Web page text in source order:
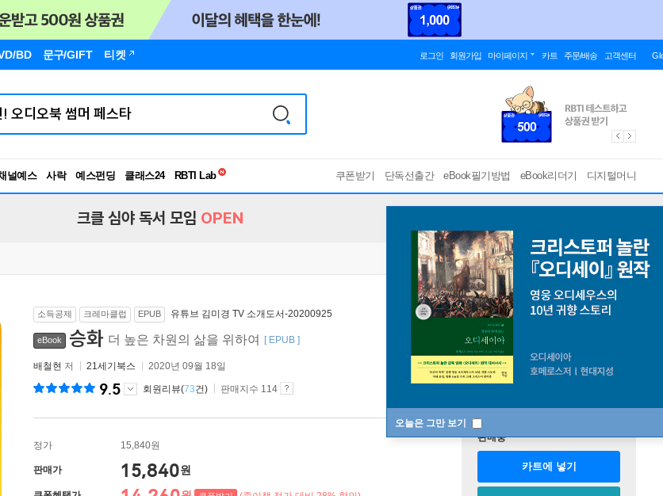
BD 문구/GIFT 티켓 로그인 회원가입 마이페이지 카트 주문/배송 고객센터
널예스 사락 예스펀딩 클래스24
독서유형검사
쿠폰받기 단독선출간 eBook필기방법 eBook리더기 디지털머니
오늘은 그만 보기
크클 심야 독서 모임 OPEN
소득공제 크레마클럽 EPUB 유튜브 김미경 TV 소개도서-20200925
eBook 승화 더 높은 차원의 삶을 위하여 [ EPUB ]
배철현 저 21세기북스 2020년 09월 18일
9.5 회원리뷰(73건) 판매지수 114
정가 15,840원
판매가 15,840원
판매중
카트에 넣기